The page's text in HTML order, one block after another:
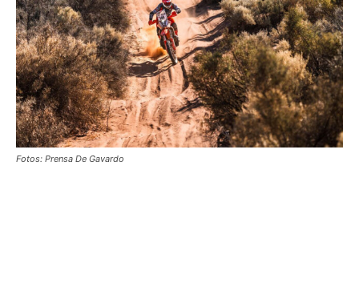
Fotos: Prensa De Gavardo